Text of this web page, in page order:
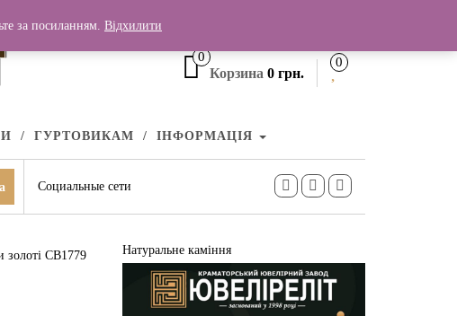
0
Корзина 0 грн.
0
ГУРТОВИКАМ ІНФОРМАЦІЯ
Социальные сети
золоті СВ1779 Натуральне каміння
за посиланням. Відхилити